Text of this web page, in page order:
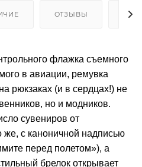
ОТЗЫВЫ
флажка съемного
в авиации, ремувка
рюкзаках (и в сердцах!) не
но и модников.
сувениров от
с каноничной надписью
перед полетом»), а
брелок открывает